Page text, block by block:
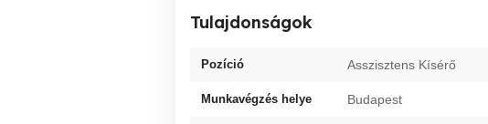
Tulajdonságok
Pozíció Asszisztens Kísérő
Munkavégzés helye Budapest